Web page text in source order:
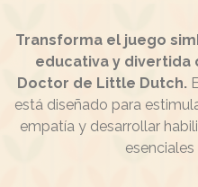
Transforma el juego
educativa y divertida
Doctor de Little Dutch.
está diseñado para
empatía y desarrollar
esenciales